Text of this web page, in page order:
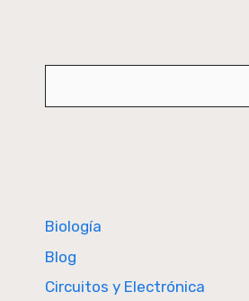
Biología
Blog
Circuitos y Electrónica